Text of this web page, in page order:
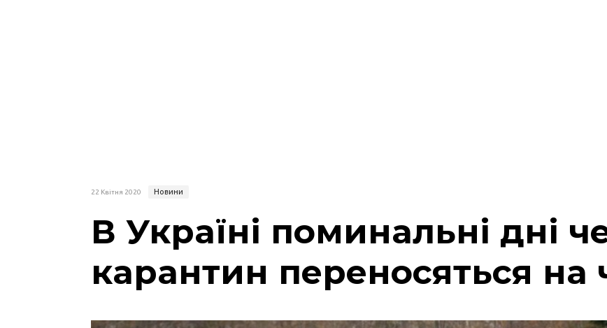
22 Квітня 2020 Новини
В Україні поминальні дні
карантин переносяться на